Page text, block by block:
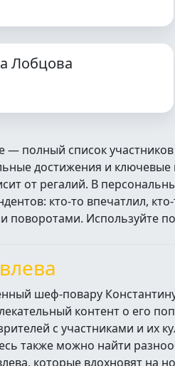
Лобцова
— полный список
достижения и ключевые
от регалий. В
кто‑то впечатлил,
поворотами. Используйте
шеф-повару
контент о его
с участниками и их
также можно найти
которые вдохновят на